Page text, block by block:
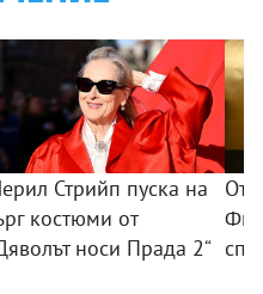
Стрийп пуска на
костюми от
носи Прада 2“
От